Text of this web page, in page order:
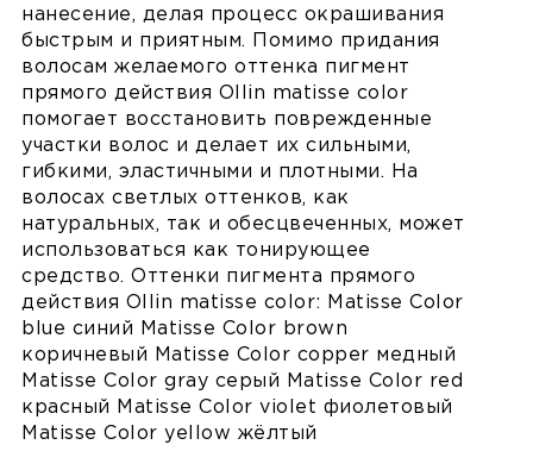
нанесение, делая процесс окрашивания
быстрым и приятным. Помимо придания
волосам желаемого оттенка пигмент
прямого действия Ollin matisse color
помогает восстановить поврежденные
участки волос и делает их сильными,
гибкими, эластичными и плотными. На
волосах светлых оттенков, как
натуральных, так и обесцвеченных, может
использоваться как тонирующее
средство. Оттенки пигмента прямого
действия Ollin matisse color: Matisse Color
blue синий Matisse Color brown
коричневый Matisse Color copper медный
Matisse Color gray серый Matisse Color red
красный Matisse Color violet фиолетовый
Matisse Color yellow жёлтый